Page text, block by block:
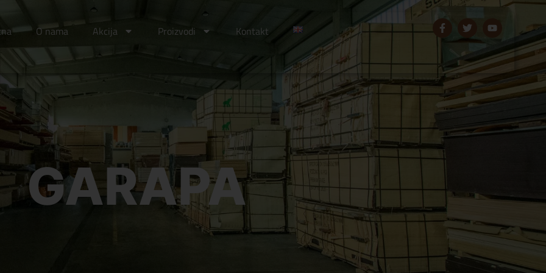
O nama Akcija Proizvodi Kontakt
GARAPA